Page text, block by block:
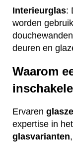
Interieurglas:
worden
deuren en
Waarom
Ervaren
expertise in het
glasvarianten